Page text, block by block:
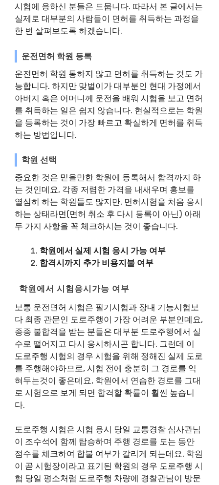
시험에 응하신 분들은 드뭅니다. 따라서 본 글에서는
실제로 대부분의 사람들이 면허를 취득하는 과정을
한 번 살펴보도록 하겠습니다.
운전면허 학원 등록
운전면허 학원 통하지 않고 면허를 취득하는 것도 가
능합니다. 하지만 맞벌이가 대부분인 현대 가정에서
아버지 혹은 어머니께 운전을 배워 시험을 보고 면허
를 취득하는 일은 쉽지 않습니다. 현실적으로는 학원
을 등록하는 것이 가장 빠르고 확실하게 면허를 취득
하는 방법입니다.
학원 선택
중요한 것은 믿을만한 학원에 등록해서 합격까지 하
는 것인데요, 각종 저렴한 가격을 내새우며 홍보를
열심히 하는 학원들도 많지만, 면허시험을 처음 응시
하는 상태라면(면허 취소 후 다시 등록이 아닌) 아래
두 가지 사항을 꼭 체크하시는 것이 좋습니다.
학원에서 실제 시험 응시 가능 여부
합격시까지 추가 비용지불 여부
학원에서 시험응시가능 여부
보통 운전면허 시험은 필기시험과 장내 기능시험보
다 최종 관문인 도로주행이 가장 어려운 부분인데요,
종종 불합격을 받는 분들은 대부분 도로주행에서 실
수로 떨어지고 다시 응시하시곤 합니다. 그런데 이
도로주행 시험의 경우 시험을 위해 정해진 실제 도로
를 주행해야하므로, 시험 전에 충분히 그 경로를 익
혀두는것이 좋은데요, 학원에서 연습한 경로를 그대
로 시험으로 보게 되면 합격할 확률이 훨씬 높습니
다.
도로주행 시험은 시험 응시 당일 교통경찰 심사관님
이 조수석에 함께 탑승하며 주행 경로를 도는 동안
점수를 체크하여 합불 여부가 갈리게 되는데요, 학원
이 곧 시험장이라고 표기된 학원의 경우 도로주행 시
험 당일 평소처럼 도로주행 차량에 경찰관님이 방문